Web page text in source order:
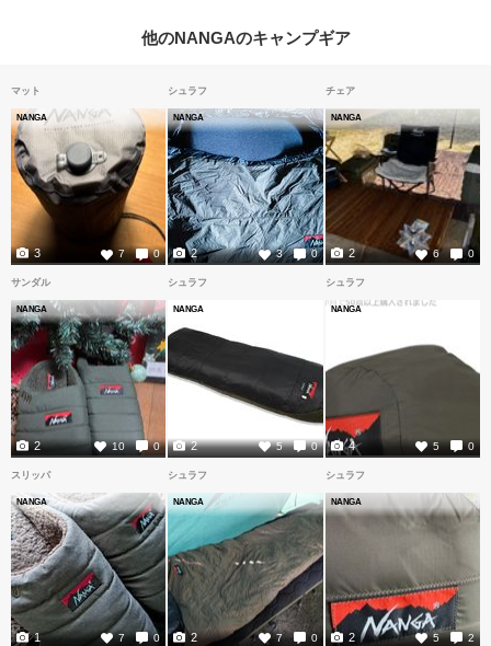
他のNANGAのキャンプギア
マット
NANGA
7 0
3
シュラフ
NANGA
3 0
2
チェア
NANGA
6 0
2
サンダル
NANGA
10 0
2
シュラフ
NANGA
5 0
2
シュラフ
NANGA
5 0
4
スリッパ
NANGA
7 0
1
シュラフ
NANGA
7 0
2
シュラフ
NANGA
5 2
2